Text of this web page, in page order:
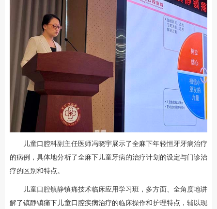
儿童口腔科副主任医师冯晓宇展示了全麻下年轻恒牙牙病治疗
的病例，具体地分析了全麻下儿童牙病的治疗计划的设定与门诊治
疗的区别和特点。
儿童口腔镇静镇痛技术临床应用学习班，多方面、全角度地讲
解了镇静镇痛下儿童口腔疾病治疗的临床操作和护理特点，辅以现